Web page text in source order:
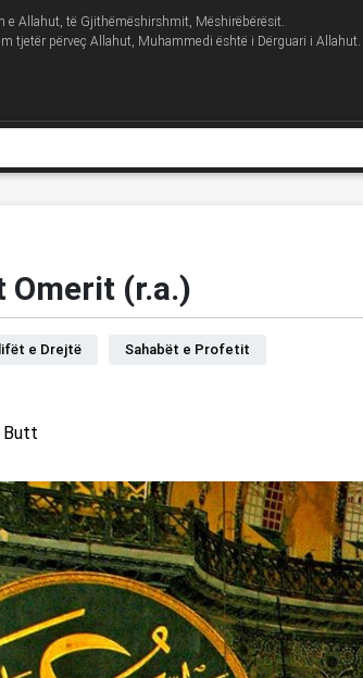
e Allahut, të Gjithëmëshirshmit, Mëshirëbërësit.
tjetër përveç Allahut, Muhammedi është i Dërguari i Allahut.
Omerit (r.a.)
e Drejtë Sahabët e Profetit
Butt